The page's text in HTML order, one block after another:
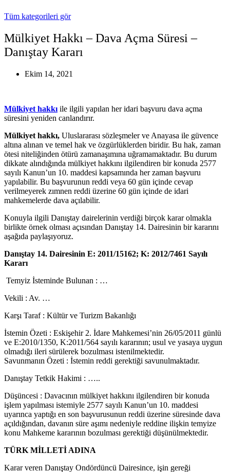
Tüm kategorileri gör
Mülkiyet Hakkı – Dava Açma Süresi –
Danıştay Kararı
Ekim 14, 2021
Mülkiyet hakkı ile ilgili yapılan her idari başvuru dava açma
süresini yeniden canlandırır.
Mülkiyet hakkı, Uluslararası sözleşmeler ve Anayasa ile güvence
altına alınan ve temel hak ve özgürlüklerden biridir. Bu hak, zaman
ötesi niteliğinden ötürü zamanaşımına uğramamaktadır. Bu durum
dikkate alındığında mülkiyet hakkını ilgilendiren bir konuda 2577
sayılı Kanun’un 10. maddesi kapsamında her zaman başvuru
yapılabilir. Bu başvurunun reddi veya 60 gün içinde cevap
verilmeyerek zımnen reddi üzerine 60 gün içinde de idari
mahkemelerde dava açılabilir.
Konuyla ilgili Danıştay dairelerinin verdiği birçok karar olmakla
birlikte örnek olması açısından Danıştay 14. Dairesinin bir kararını
aşağıda paylaşıyoruz.
Danıştay 14. Dairesinin E: 2011/15162; K: 2012/7461 Sayılı
Kararı
Temyiz İsteminde Bulunan : …
Vekili : Av. …
Karşı Taraf : Kültür ve Turizm Bakanlığı
İstemin Özeti : Eskişehir 2. İdare Mahkemesi’nin 26/05/2011 günlü
ve E:2010/1350, K:2011/564 sayılı kararının; usul ve yasaya uygun
olmadığı ileri sürülerek bozulması istenilmektedir.
Savunmanın Özeti : İstemin reddi gerektiği savunulmaktadır.
Danıştay Tetkik Hakimi : …..
Düşüncesi : Davacının mülkiyet hakkını ilgilendiren bir konuda
işlem yapılması istemiyle 2577 sayılı Kanun’un 10. maddesi
uyarınca yaptığı en son başvurusunun reddi üzerine süresinde dava
açıldığından, davanın süre aşımı nedeniyle reddine ilişkin temyize
konu Mahkeme kararının bozulması gerektiği düşünülmektedir.
TÜRK MİLLETİ ADINA
Karar veren Danıştay Ondördüncü Dairesince, işin gereği